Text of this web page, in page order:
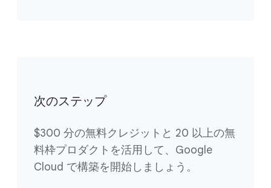
次のステップ
$300 分の無料クレジットと 20 以上の無
料枠プロダクトを活用して、Google
Cloud で構築を開始しましょう。